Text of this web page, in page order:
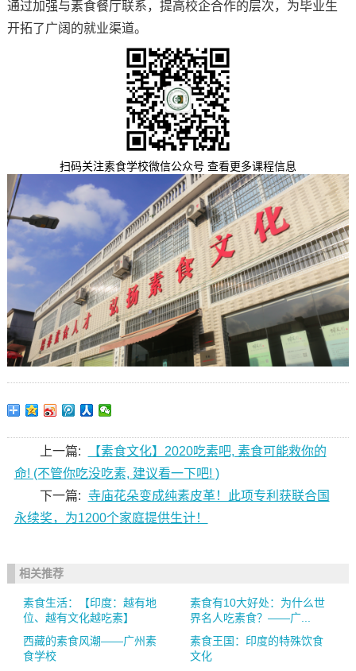
通过加强与素食餐厅联系，提高校企合作的层次，为毕业生
开拓了广阔的就业渠道。
扫码关注素食学校微信公众号 查看更多课程信息
上一篇:
【素食文化】2020吃素吧, 素食可能救你的
命! (不管你吃没吃素, 建议看一下吧! )
下一篇: 寺庙花朵变成纯素皮革！此项专利获联合国
永续奖，为1200个家庭提供生计！
相关推荐
素食生活：【印度：越有地
位、越有文化越吃素】
素食有10大好处：为什么世
界名人吃素食？——广...
西藏的素食风潮——广州素
食学校
素食王国：印度的特殊饮食
文化